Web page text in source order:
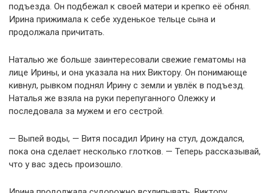
подъезда. Он подбежал к своей матери и крепко её обнял.
Ирина прижимала к себе худенькое тельце сына и
продолжала причитать.
Наталью же больше заинтересовали свежие гематомы на
лице Ирины, и она указала на них Виктору. Он понимающе
кивнул, рывком поднял Ирину с земли и увлёк в подъезд.
Наталья же взяла на руки перепуганного Олежку и
последовала за мужем и его сестрой.
— Выпей воды, — Витя посадил Ирину на стул, дождался,
пока она сделает несколько глотков. — Теперь рассказывай,
что у вас здесь произошло.